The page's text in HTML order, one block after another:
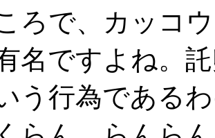
ろで、カッコ
名ですよね。
う行為である